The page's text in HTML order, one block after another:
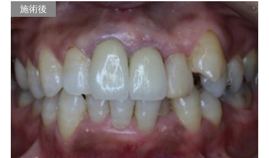
施術後